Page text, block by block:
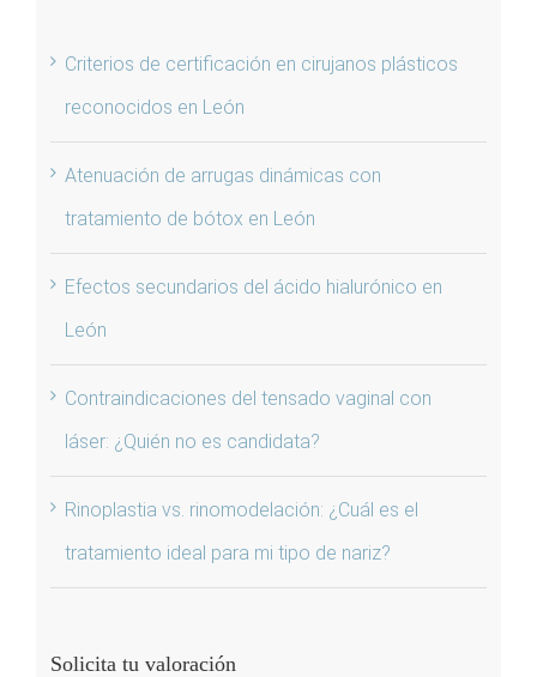
Criterios de certificación en cirujanos plásticos
reconocidos en León
Atenuación de arrugas dinámicas con
tratamiento de bótox en León
Efectos secundarios del ácido hialurónico en
León
Contraindicaciones del tensado vaginal con
láser: ¿Quién no es candidata?
Rinoplastia vs. rinomodelación: ¿Cuál es el
tratamiento ideal para mi tipo de nariz?
Solicita tu valoración